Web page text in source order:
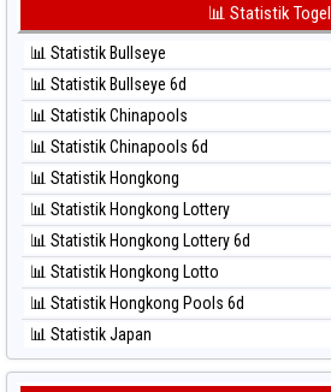
⚽ Bola Merah Taiwan
⚽ Bola Hitam Kuda Lari
⚽ Bola Hitam Magnum Cambodia
⚽ Bola Hitam Nagoya
⚽ Bola Hitam North Carolina Day
⚽ Bola Hitam Pcso
⚽ Bola Hitam Sao Paulo
⚽ Bola Hitam Singapore
⚽ Bola Hitam Sydney
⚽ Bola Hitam Sydney Lottery
⚽ Bola Hitam Sydney Lottery 6d
⚽ Bola Hitam Sydney Lotto
📊 Statistik Togel
📊 Statistik Bullseye
📊 Statistik Bullseye 6d
📊 Statistik Chinapools
📊 Statistik Chinapools 6d
📊 Statistik Hongkong
📊 Statistik Hongkong Lottery
📊 Statistik Hongkong Lottery 6d
📊 Statistik Hongkong Lotto
📊 Statistik Hongkong Pools 6d
📊 Statistik Japan
📊 Statistik Japan 6d